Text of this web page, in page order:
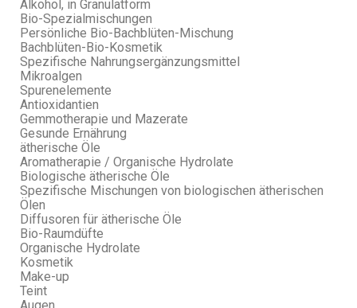
Alkohol, in Granulatform
Bio-Spezialmischungen
Persönliche Bio-Bachblüten-Mischung
Bachblüten-Bio-Kosmetik
Spezifische Nahrungsergänzungsmittel
Mikroalgen
Spurenelemente
Antioxidantien
Gemmotherapie und Mazerate
Gesunde Ernährung
ätherische Öle
Aromatherapie / Organische Hydrolate
Biologische ätherische Öle
Spezifische Mischungen von biologischen ätherischen
Ölen
Diffusoren für ätherische Öle
Bio-Raumdüfte
Organische Hydrolate
Kosmetik
Make-up
Teint